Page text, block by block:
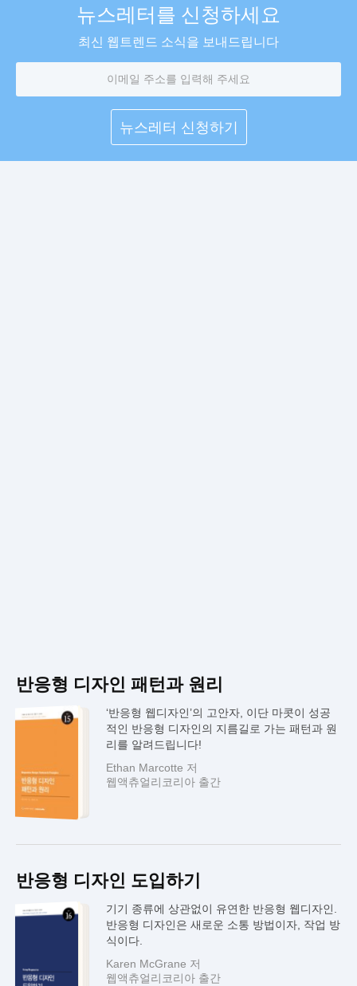
뉴스레터를 신청하세요
최신 웹트렌드 소식을 보내드립니다
일
반응형 디자인 패턴과 원리
‘반응형 웹디자인’의 고안자, 이단 마콧이 성공
적인 반응형 디자인의 지름길로 가는 패턴과 원
리를 알려드립니다!
Ethan Marcotte 저
웹액츄얼리코리아 출간
반응형 디자인 도입하기
기기 종류에 상관없이 유연한 반응형 웹디자인.
반응형 디자인은 새로운 소통 방법이자, 작업 방
식이다.
Karen McGrane 저
웹액츄얼리코리아 출간